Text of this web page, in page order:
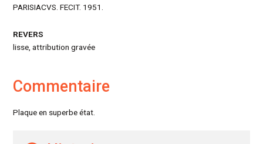
PARISIACVS. FECIT. 1951.
REVERS
lisse, attribution gravée
Commentaire
Plaque en superbe état.